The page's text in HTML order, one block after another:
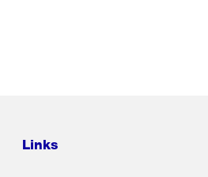
Links